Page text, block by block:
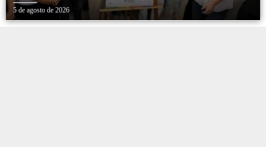
CUIDADO ESPECIALIZADO COM CRIANÇAS E
FAMÍLIAS
5 de agosto de 2026